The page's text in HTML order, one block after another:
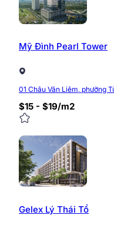
Mỹ Đình Pearl Tower
01 Châu Văn Liêm, phường
$15 - $19/m2
Gelex Lý Thái Tổ